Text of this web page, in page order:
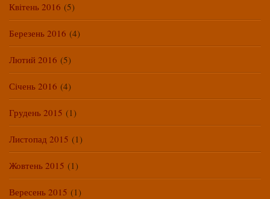
Квітень 2016 (5)
Березень 2016 (4)
Лютий 2016 (5)
Січень 2016 (4)
Грудень 2015 (1)
Листопад 2015 (1)
Жовтень 2015 (1)
Вересень 2015 (1)